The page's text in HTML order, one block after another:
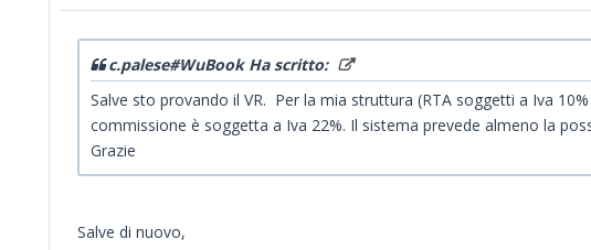
c.palese#WuBook Ha scritto:
Salve sto provando il VR. Per la mia struttura (RTA soggetti a Iva
commissione è soggetta a Iva 22%. Il sistema prevede almeno la
Grazie
Salve di nuovo,